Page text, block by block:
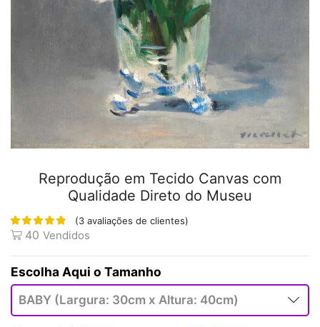
Reprodução em Tecido Canvas com
Qualidade Direto do Museu
(3 avaliações de clientes)
40 Vendidos
Tamanho